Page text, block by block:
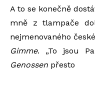
A to se konečně
mně z tlampače
nejmenovaného
Gimme. „To jsou
Genossen přesto